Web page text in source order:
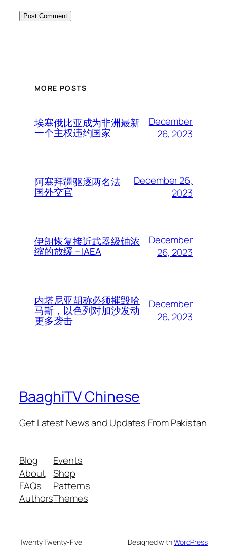
MORE POSTS
埃塞俄比亚成为非洲最新
一个主权违约国家
December
26, 2023
阿塞拜疆驱逐两名法
国外交官
December 26,
2023
伊朗恢复接近武器级铀浓
缩的放缓 – IAEA
December
26, 2023
内塔尼亚胡称必须摧毁哈
马斯，以色列对加沙发动
更多袭击
December
26, 2023
BaaghiTV Chinese
Get Latest News and Updates From Pakistan
Blog
About
FAQs
Authors
Events
Shop
Patterns
Themes
Twenty Twenty-Five Designed withWordPress